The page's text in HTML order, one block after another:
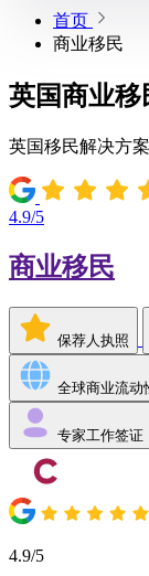
首页
商业移民
英国商业移
英国移民解决方
4.9/5
商业移民
保荐人执照
全球商业流动
专家工作签证
4.9/5